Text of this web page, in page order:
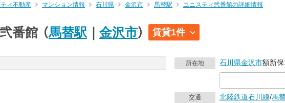
ィ不動産 マンション情報 石川県 金沢市 馬替駅 ユニスティ弐番館の詳細情報
番館 （馬替駅 金沢市） 賃貸1件
所在地 石川県金沢市額新
交通 北陸鉄道石川線/馬